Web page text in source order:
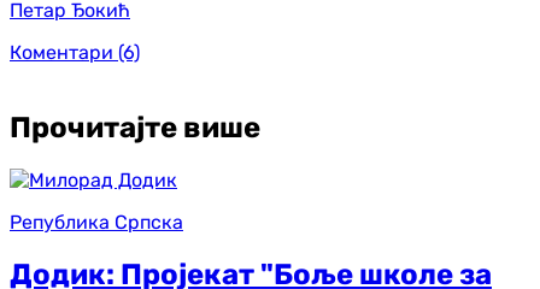
Петар Ђокић
Коментари (6)
Прочитајте више
Република Српска
Додик: Пројекат "Боље школе за